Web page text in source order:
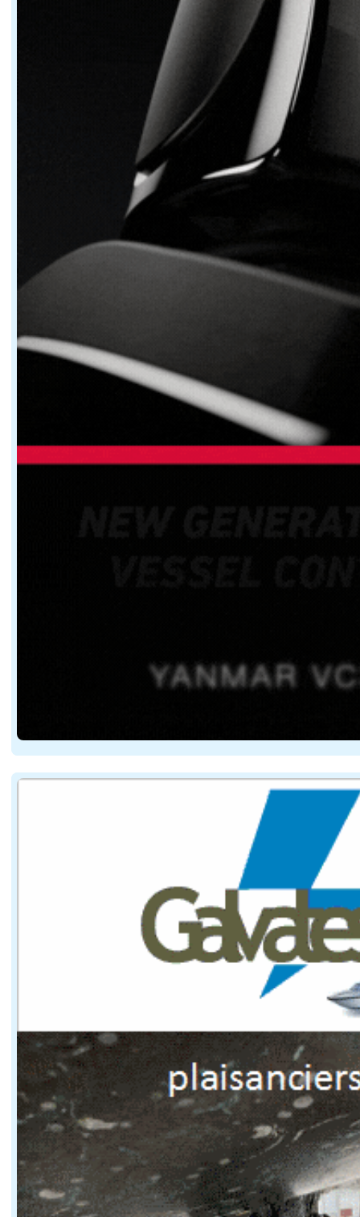
Des équipements orientés vers les loisirs
Le VEYA 53 cible un public qui passe une part
Le flybridge constitue également une zone de vie à
Cannes 2026, un rendez-vous décisif pour
Le Yachting Festival de Cannes, qui se déroulera